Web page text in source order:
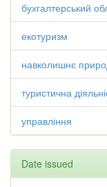
бухгалтерський
екотуризм
навколишнє
туристична
управління
Date issued